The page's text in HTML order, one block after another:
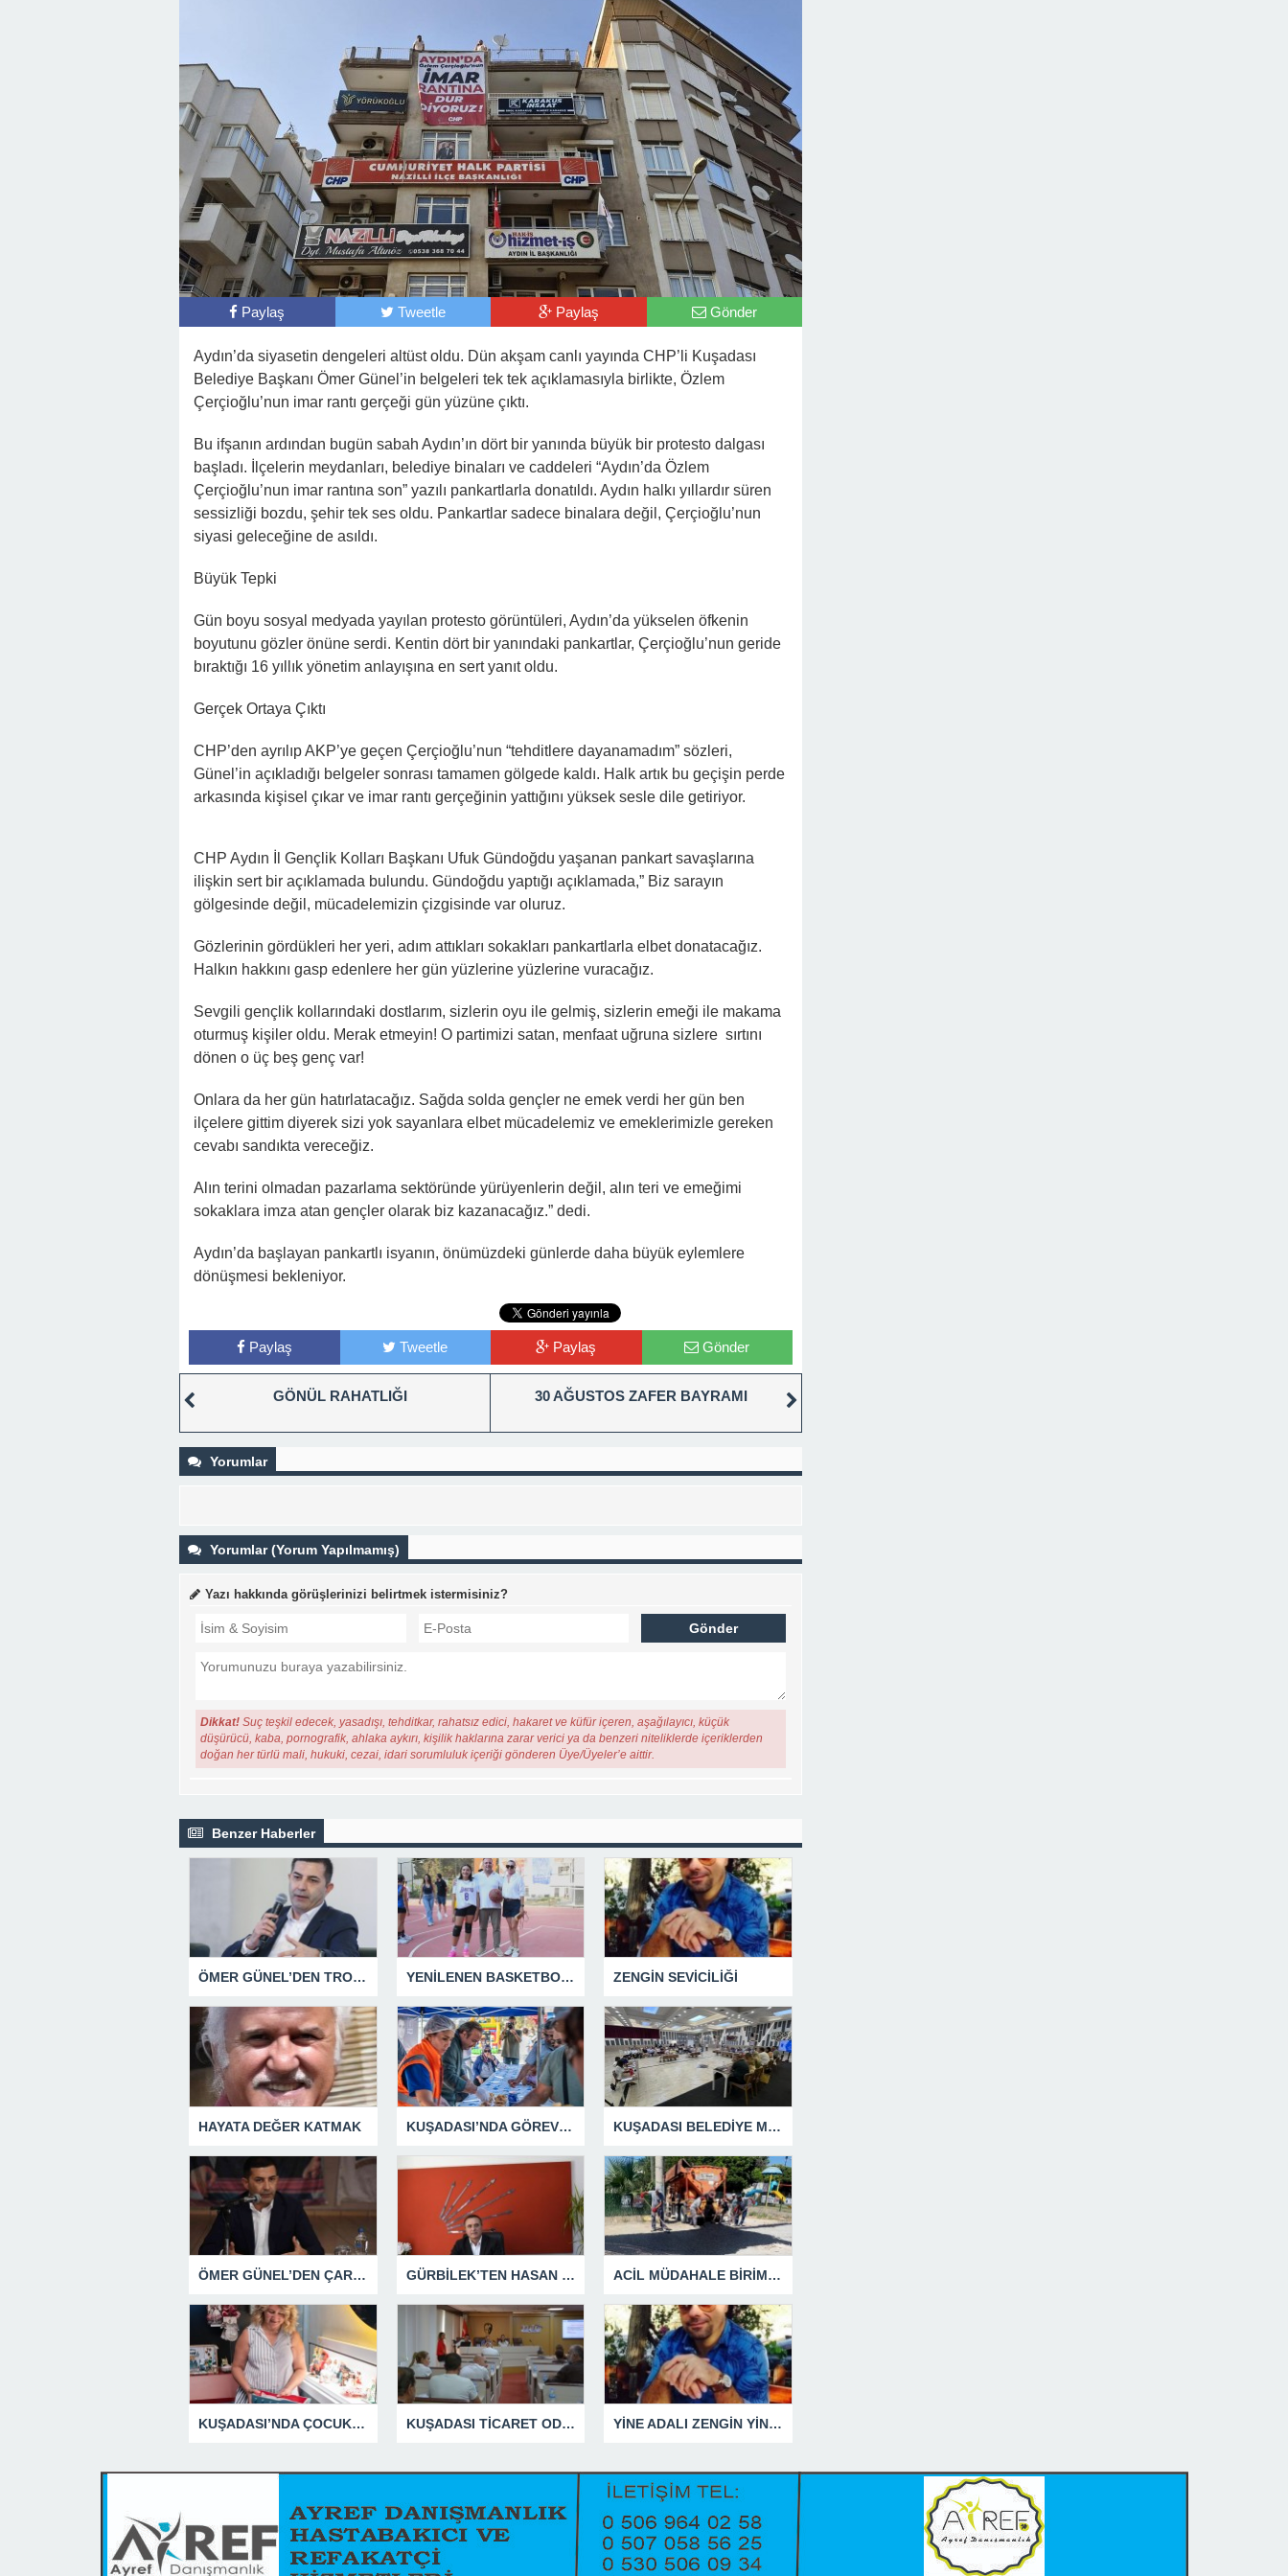
Paylaş Tweetle Paylaş Gönder
Aydın’da siyasetin dengeleri altüst oldu. Dün akşam canlı yayında CHP’li Kuşadası
Belediye Başkanı Ömer Günel’in belgeleri tek tek açıklamasıyla birlikte, Özlem
Çerçioğlu’nun imar rantı gerçeği gün yüzüne çıktı.
Bu ifşanın ardından bugün sabah Aydın’ın dört bir yanında büyük bir protesto dalgası
başladı. İlçelerin meydanları, belediye binaları ve caddeleri “Aydın’da Özlem
Çerçioğlu’nun imar rantına son” yazılı pankartlarla donatıldı. Aydın halkı yıllardır süren
sessizliği bozdu, şehir tek ses oldu. Pankartlar sadece binalara değil, Çerçioğlu’nun
siyasi geleceğine de asıldı.
Büyük Tepki
Gün boyu sosyal medyada yayılan protesto görüntüleri, Aydın’da yükselen öfkenin
boyutunu gözler önüne serdi. Kentin dört bir yanındaki pankartlar, Çerçioğlu’nun geride
bıraktığı 16 yıllık yönetim anlayışına en sert yanıt oldu.
Gerçek Ortaya Çıktı
CHP’den ayrılıp AKP’ye geçen Çerçioğlu’nun “tehditlere dayanamadım” sözleri,
Günel’in açıkladığı belgeler sonrası tamamen gölgede kaldı. Halk artık bu geçişin perde
arkasında kişisel çıkar ve imar rantı gerçeğinin yattığını yüksek sesle dile getiriyor.
CHP Aydın İl Gençlik Kolları Başkanı Ufuk Gündoğdu yaşanan pankart savaşlarına
ilişkin sert bir açıklamada bulundu. Gündoğdu yaptığı açıklamada,” Biz sarayın
gölgesinde değil, mücadelemizin çizgisinde var oluruz.
Gözlerinin gördükleri her yeri, adım attıkları sokakları pankartlarla elbet donatacağız.
Halkın hakkını gasp edenlere her gün yüzlerine yüzlerine vuracağız.
Sevgili gençlik kollarındaki dostlarım, sizlerin oyu ile gelmiş, sizlerin emeği ile makama
oturmuş kişiler oldu. Merak etmeyin! O partimizi satan, menfaat uğruna sizlere sırtını
dönen o üç beş genç var!
Onlara da her gün hatırlatacağız. Sağda solda gençler ne emek verdi her gün ben
ilçelere gittim diyerek sizi yok sayanlara elbet mücadelemiz ve emeklerimizle gereken
cevabı sandıkta vereceğiz.
Alın terini olmadan pazarlama sektöründe yürüyenlerin değil, alın teri ve emeğimi
sokaklara imza atan gençler olarak biz kazanacağız.” dedi.
Aydın’da başlayan pankartlı isyanın, önümüzdeki günlerde daha büyük eylemlere
dönüşmesi bekleniyor.
Paylaş Tweetle Paylaş Gönder
GÖNÜL RAHATLIĞI 30 AĞUSTOS ZAFER BAYRAMI
Yorumlar
Yorumlar (Yorum Yapılmamış)
Yazı hakkında görüşlerinizi belirtmek istermisiniz?
Dikkat! Suç teşkil edecek, yasadışı, tehditkar, rahatsız edici, hakaret ve küfür içeren, aşağılayıcı, küçük
düşürücü, kaba, pornografik, ahlaka aykırı, kişilik haklarına zarar verici ya da benzeri niteliklerde içeriklerden
doğan her türlü mali, hukuki, cezai, idari sorumluluk içeriği gönderen Üye/Üyeler’e aittir.
Benzer Haberler
ÖMER GÜNEL’DEN TROLLERE YÖNELİK SUÇ DUYURUSU YENİLENEN BASKETBOL SAHASINA EFE İBRİKOĞLU’NUN ADI VERİLDİ ZENGİN SEVİCİLİĞİ
HAYATA DEĞER KATMAK KUŞADASI’NDA GÖREV ŞEHİTLERİ UNUTULMADI KUŞADASI BELEDİYE MECLİSİ’NDEN ÖNEMLİ KARARLAR
ÖMER GÜNEL’DEN ÇARPICI AÇIKLAMALAR GÜRBİLEK’TEN HASAN SARGIN’A YANIT GECİKMEDİ ACİL MÜDAHALE BİRİMİ HİZMETİNİ SÜRDÜRÜYOR
KUŞADASI’NDA ÇOCUKLUĞUN HATIRALARI OYUNCAK MÜZESİNDE HAYAT BULACAK KUŞADASI TİCARET ODASI TEMMUZ MECLİSİNDE YEREL İŞLETMELERE ANLAMLI DESTEK YİNE ADALI ZENGİN YİNE BEN DEDİ